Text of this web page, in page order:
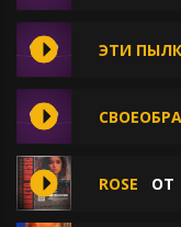
ЭТИ
ROSE ОТ